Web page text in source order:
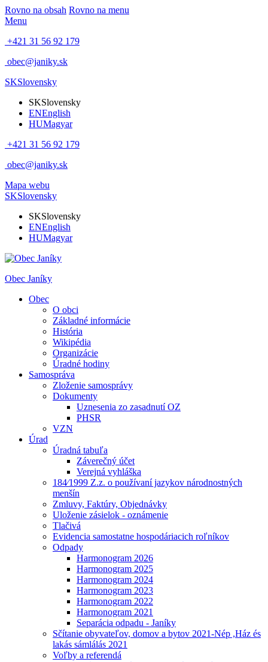
Rovno na obsah Rovno na menu
Menu
+421 31 56 92 179
obec@janiky.sk
SKSlovensky
SKSlovensky
ENEnglish
HUMagyar
+421 31 56 92 179
obec@janiky.sk
Mapa webu
SKSlovensky
SKSlovensky
ENEnglish
HUMagyar
Obec Janíky
Obec
O obci
Základné informácie
História
Wikipédia
Organizácie
Úradné hodiny
Samospráva
Zloženie samosprávy
Dokumenty
Uznesenia zo zasadnutí OZ
PHSR
VZN
Úrad
Úradná tabuľa
Záverečný účet
Verejná vyhláška
184⁄1999 Z.z. o používaní jazykov národnostných
menšín
Zmluvy, Faktúry, Objednávky
Uloženie zásielok - oznámenie
Tlačivá
Evidencia samostatne hospodáriacich roľníkov
Odpady
Harmonogram 2026
Harmonogram 2025
Harmonogram 2024
Harmonogram 2023
Harmonogram 2022
Harmonogram 2021
Separácia odpadu - Janíky
Sčítanie obyvateľov, domov a bytov 2021-Nép ,Ház és
lakás sámlálás 2021
Voľby a referendá